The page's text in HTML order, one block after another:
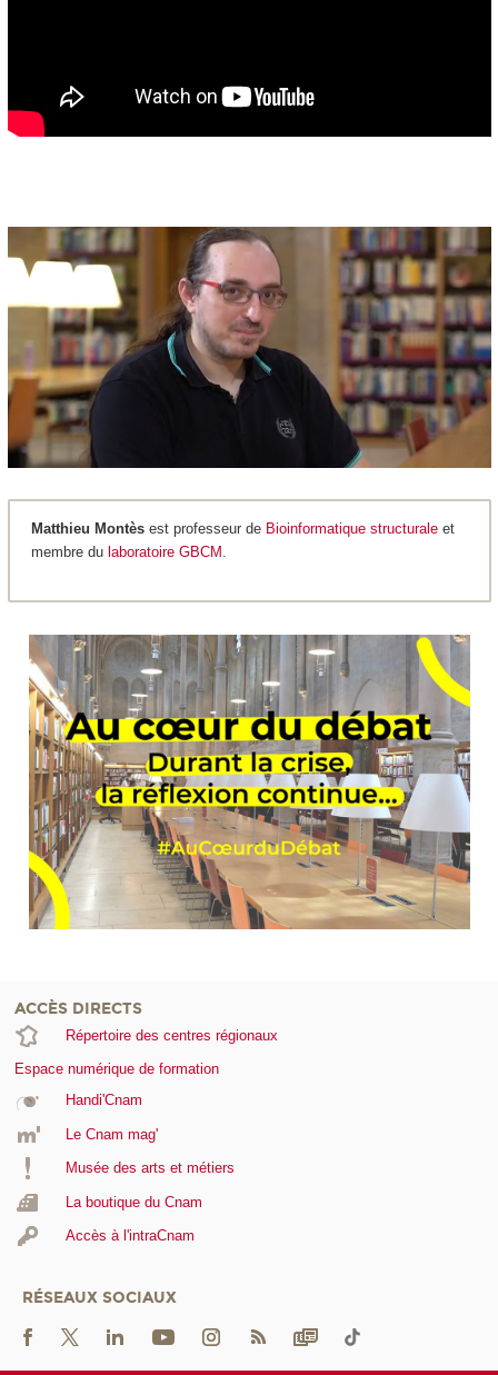
Matthieu Montèsest professeur de Bioinformatique structuraleet
membre du laboratoire GBCM
ACCÈS DIRECTS
Répertoire des centres régionaux
Espace numérique de formation
Handi'Cnam
Le Cnam mag'
Musée des arts et métiers
La boutique du Cnam
Accès à l'intraCnam
RÉSEAUX SOCIAUX